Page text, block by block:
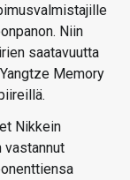
Niin
saatavuutta
Memory
Nikkein
vastannut